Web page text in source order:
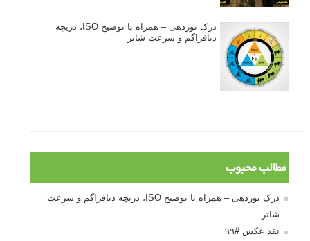
درک نوردهی – همراه با توضیح ISO، دریچه
دیافراگم و سرعت شاتر
مطالب محبوب
درک نوردهی – همراه با توضیح ISO، دریچه دیافراگم و سرعت
شاتر
نقد عکس #۹۹